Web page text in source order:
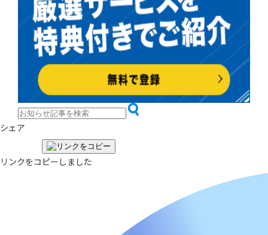
シェア
リンクをコピーしました